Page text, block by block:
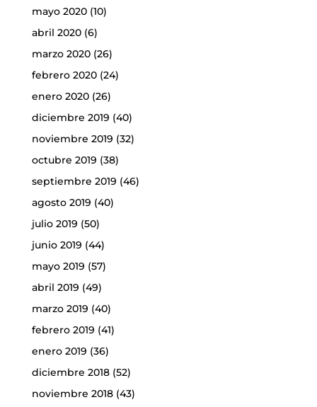
mayo 2020(10)
abril 2020(6)
marzo 2020(26)
febrero 2020(24)
enero 2020(26)
diciembre 2019 (40)
noviembre 2019 (32)
octubre 2019 (38)
septiembre 2019 (46)
agosto 2019 (40)
julio 2019 (50)
junio 2019 (44)
mayo 2019 (57)
abril 2019 (49)
marzo 2019 (40)
febrero 2019 (41)
enero 2019 (36)
diciembre 2018(52)
noviembre 2018(43)